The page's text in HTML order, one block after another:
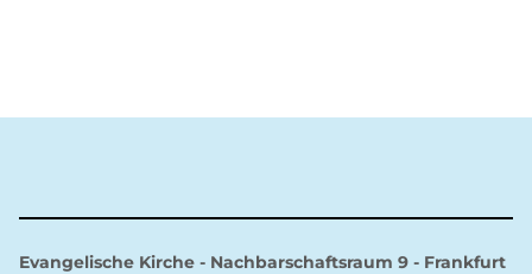
Evangelische Kirche - Nachbarschaftsraum 9 - Frankfurt